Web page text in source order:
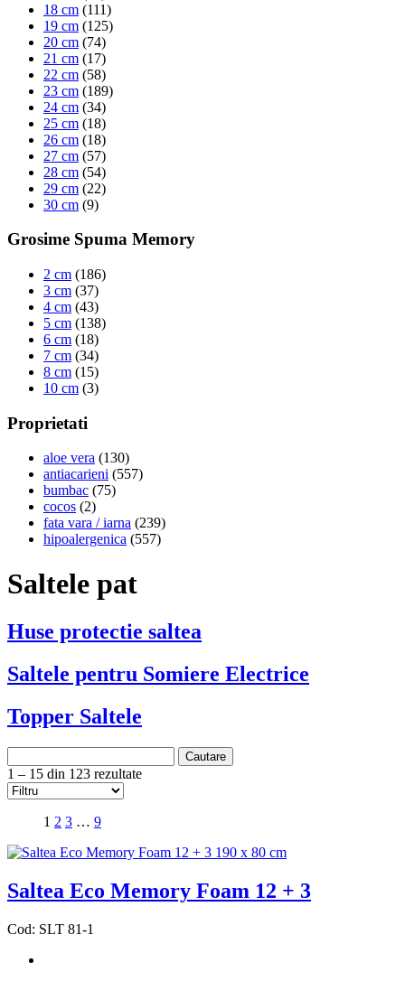
18 cm (111)
19 cm (125)
20 cm (74)
21 cm (17)
22 cm (58)
23 cm (189)
24 cm (34)
25 cm (18)
26 cm (18)
27 cm (57)
28 cm (54)
29 cm (22)
30 cm (9)
Grosime Spuma Memory
2 cm (186)
3 cm (37)
4 cm (43)
5 cm (138)
6 cm (18)
7 cm (34)
8 cm (15)
10 cm (3)
Proprietati
aloe vera (130)
antiacarieni (557)
bumbac (75)
cocos (2)
fata vara / iarna (239)
hipoalergenica (557)
Saltele pat
Huse protectie saltea
Saltele pentru Somiere Electrice
Topper Saltele
Cautare
1 – 15 din 123 rezultate
1 2 3 … 9
Saltea Eco Memory Foam 12 + 3
Cod: SLT 81-1